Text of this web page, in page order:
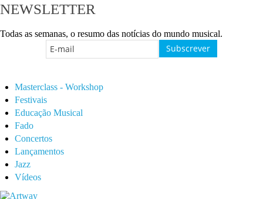
NEWSLETTER
Todas as semanas, o resumo das notícias do mundo musical.
Masterclass - Workshop
Festivais
Educação Musical
Fado
Concertos
Lançamentos
Jazz
Vídeos